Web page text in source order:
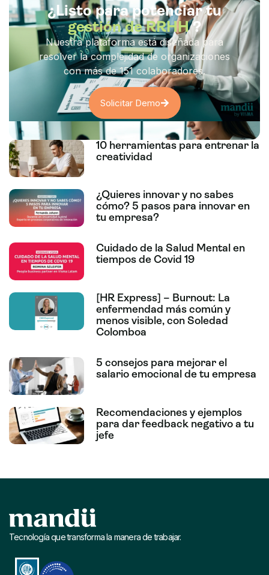
¿Listo para potenciar tu
gestión de RRHH?
Nuestra plataforma está diseñada para
resolver la complejidad de organizaciones
con más de 151 colaboradores.
Solicitar Demo
10 herramientas para entrenar la
creatividad
¿Quieres innovar y no sabes
cómo? 5 pasos para innovar en
tu empresa?
Cuidado de la Salud Mental en
tiempos de Covid 19
[HR Express] – Burnout: La
enfermendad más común y
menos visible, con Soledad
Colomboa
5 consejos para mejorar el
salario emocional de tu empresa
Recomendaciones y ejemplos
para dar feedback negativo a tu
jefe
Tecnología que transforma la manera de trabajar.